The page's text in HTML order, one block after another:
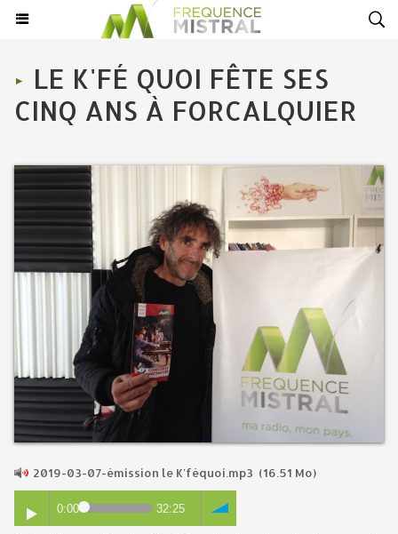
LE K'FÉ QUOI FÊTE SES
CINQ ANS À FORCALQUIER
2019-03-07-émission le K'féquoi.mp3 (16.51 Mo)
0:00 32:25